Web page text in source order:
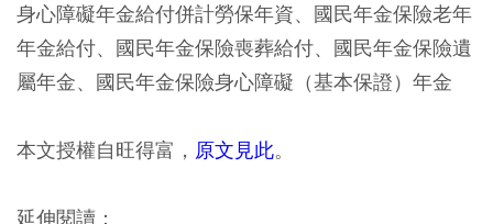
身心障礙年金給付併計勞保年資、國民年金保險老年
年金給付、國民年金保險喪葬給付、國民年金保險遺
屬年金、國民年金保險身心障礙（基本保證）年金
本文授權自旺得富， 原文見此。
延伸閱讀：